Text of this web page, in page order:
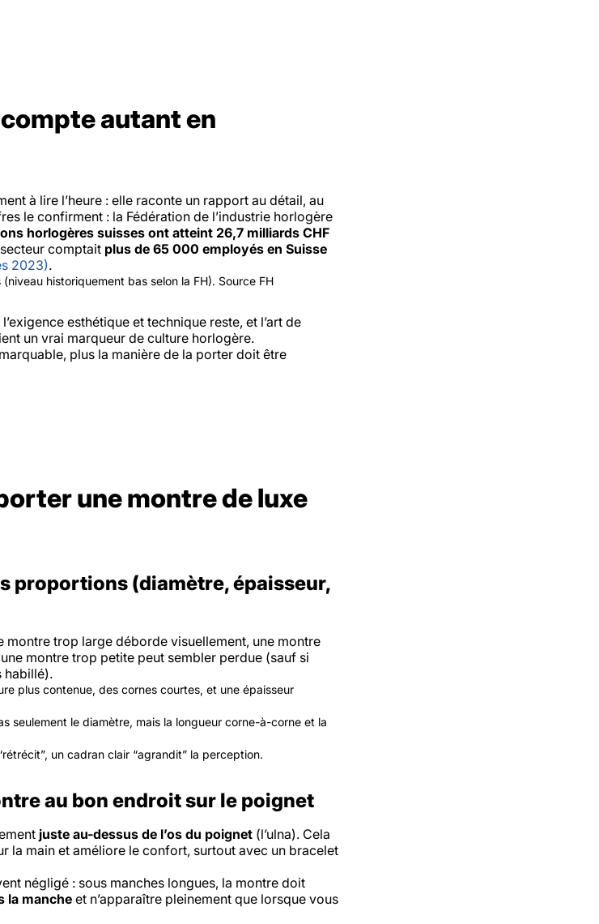
autant en
à lire l’heure : elle raconte un rapport au détail, au
le confirment : la Fédération de l’industrie horlogère
horlogères suisses ont atteint 26,7 milliards CHF
comptait plus de 65 000 employés en Suisse
2023).
historiquement bas selon la FH). Source FH
esthétique et technique reste, et l’art de
un vrai marqueur de culture horlogère.
plus la manière de la porter doit être
une montre de luxe
proportions (diamètre, épaisseur,
montre trop large déborde visuellement, une montre
montre trop petite peut sembler perdue (sauf si
habillé).
plus contenue, des cornes courtes, et une épaisseur
seulement le diamètre, mais la longueur corne-à-corne et la
un cadran clair “agrandit” la perception.
au bon endroit sur le poignet
juste au-dessus de l’os du poignet (l’ulna). Cela
la main et améliore le confort, surtout avec un bracelet
négligé : sous manches longues, la montre doit
la manche et n’apparaître pleinement que lorsque vous